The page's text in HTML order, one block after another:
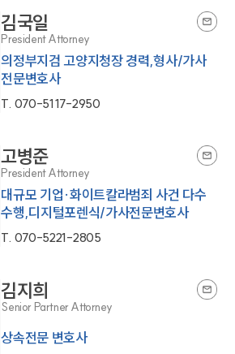
김국일
President Attorney
의정부지검 고양지청장 경력,형사/가사
전문변호사
T. 070-5117-2950
고병준
President Attorney
대규모 기업·화이트칼라범죄 사건 다수
수행,디지털포렌식/가사전문변호사
T. 070-5221-2805
김지희
Senior Partner Attorney
상속전문 변호사